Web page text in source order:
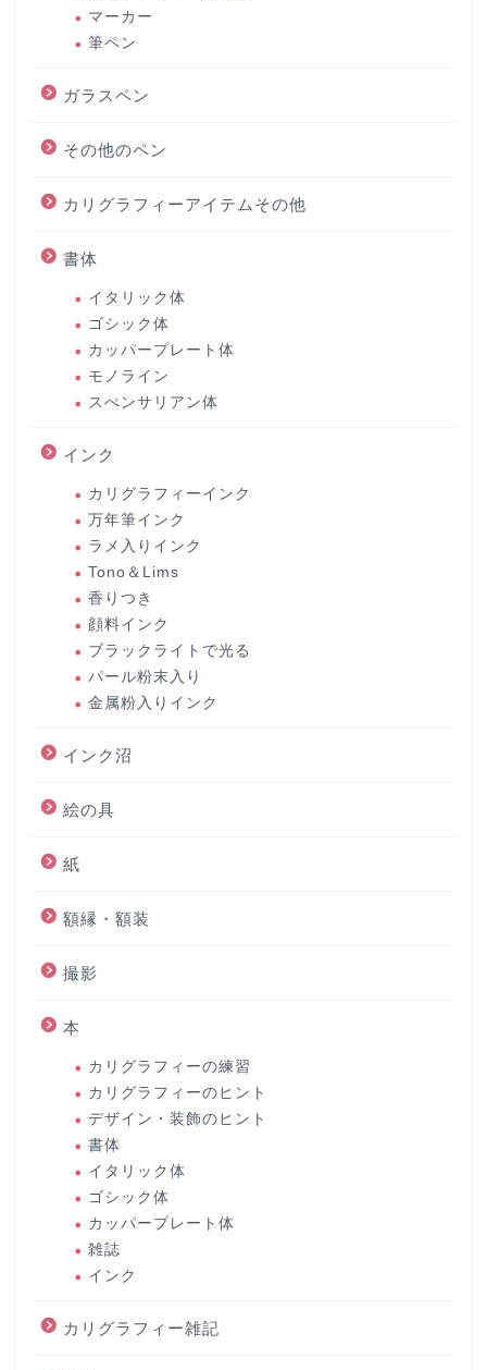
マーカー
筆ペン
ガラスペン
その他のペン
カリグラフィーアイテムその他
書体
イタリック体
ゴシック体
カッパープレート体
モノライン
スぺンサリアン体
インク
カリグラフィーインク
万年筆インク
ラメ入りインク
Tono＆Lims
香りつき
顔料インク
ブラックライトで光る
パール粉末入り
金属粉入りインク
インク沼
絵の具
紙
額縁・額装
撮影
本
カリグラフィーの練習
カリグラフィーのヒント
デザイン・装飾のヒント
書体
イタリック体
ゴシック体
カッパープレート体
雑誌
インク
カリグラフィー雑記